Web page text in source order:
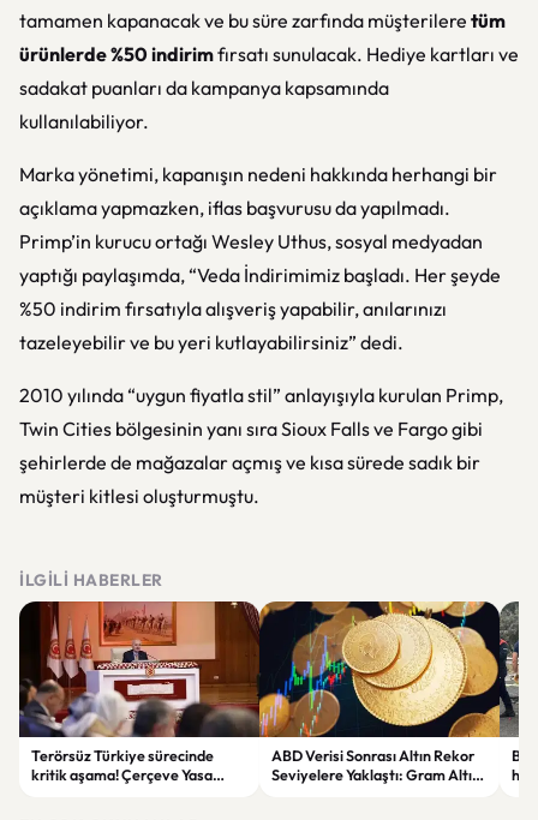
tamamen kapanacak ve bu süre zarfında müşterilere tüm
ürünlerde %50 indirimfırsatı sunulacak. Hediye kartları ve
sadakat puanları da kampanya kapsamında
kullanılabiliyor.
Marka yönetimi, kapanışın nedeni hakkında herhangi bir
açıklama yapmazken, iflas başvurusu da yapılmadı.
Primp’in kurucu ortağı Wesley Uthus, sosyal medyadan
yaptığı paylaşımda, “Veda İndirimimiz başladı. Her şeyde
%50 indirim fırsatıyla alışveriş yapabilir, anılarınızı
tazeleyebilir ve bu yeri kutlayabilirsiniz” dedi.
2010 yılında “uygun fiyatla stil” anlayışıyla kurulan Primp,
Twin Cities bölgesinin yanı sıra Sioux Falls ve Fargo gibi
şehirlerde de mağazalar açmış ve kısa sürede sadık bir
müşteri kitlesi oluşturmuştu.
İLGILI HABERLER
Terörsüz Türkiye sürecinde
kritik aşama! Çerçeve Yasa
ABD Verisi Sonrası Altın Rekor
Seviyelere Yaklaştı: Gram Altın